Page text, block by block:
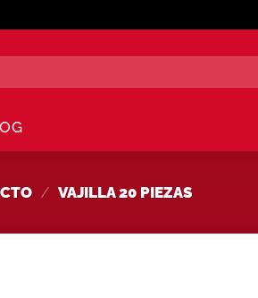
/ VAJILLA 20 PIEZAS